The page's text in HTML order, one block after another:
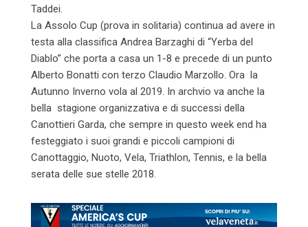
Taddei.
La Assolo Cup (prova in solitaria) continua ad avere in
testa alla classifica Andrea Barzaghi di “Yerba del
Diablo” che porta a casa un 1-8 e precede di un punto
Alberto Bonatti con terzo Claudio Marzollo. Ora la
Autunno Inverno vola al 2019. In archvio va anche la
bella stagione organizzativa e di successi della
Canottieri Garda, che sempre in questo week end ha
festeggiato i suoi grandi e piccoli campioni di
Canottaggio, Nuoto, Vela, Triathlon, Tennis, e la bella
serata delle sue stelle 2018.